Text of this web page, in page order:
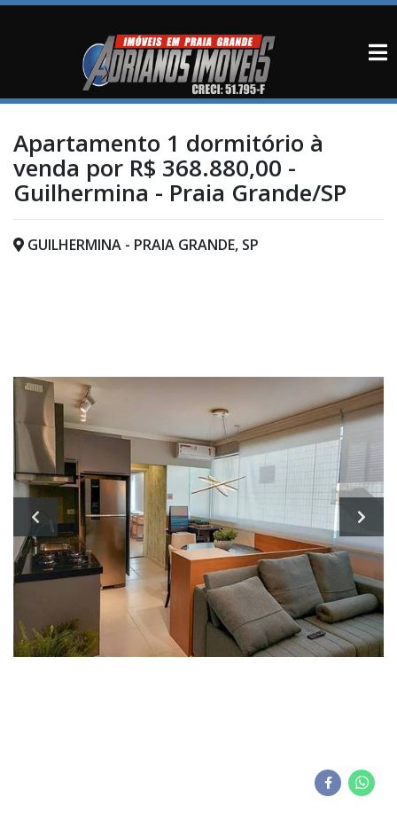
Apartamento 1 dormitório à
venda por R$ 368.880,00 -
Guilhermina - Praia Grande/SP
GUILHERMINA - PRAIA GRANDE, SP